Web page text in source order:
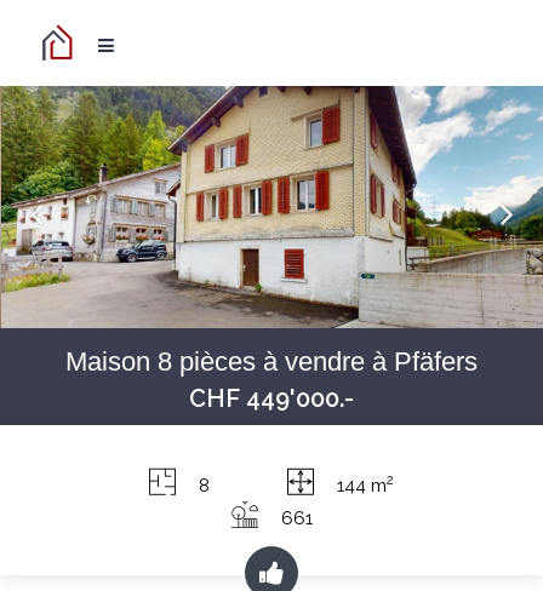
Maison 8 pièces à vendre à Pfäfers
CHF 449'000.-
8 144 m2
661